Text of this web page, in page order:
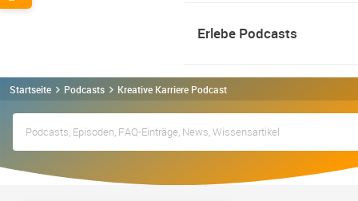
Erlebe Podcasts
Startseite Podcasts Kreative Karriere Podcast